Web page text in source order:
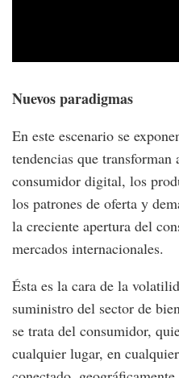
Nuevos paradigmas
En este escenario se
tendencias que
consumidor digital, los
los patrones de oferta y
la creciente apertura del
mercados internacionales.
Ésta es la cara de la
suministro del sector de
se trata del consumidor,
cualquier lugar, en